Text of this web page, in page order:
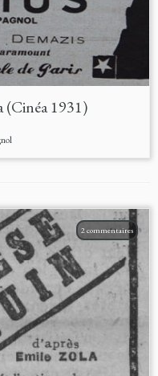
(Cinéa 1931)
2 commentaires